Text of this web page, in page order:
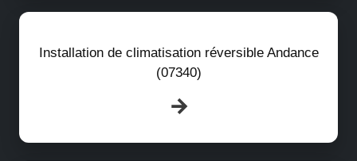
Installation de climatisation réversible Andance
(07340)